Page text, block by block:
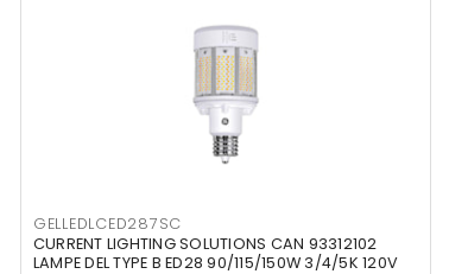
GELLEDLCED287SC
CURRENT LIGHTING SOLUTIONS CAN 93312102
LAMPE DEL TYPE B ED28 90/115/150W 3/4/5K 120V